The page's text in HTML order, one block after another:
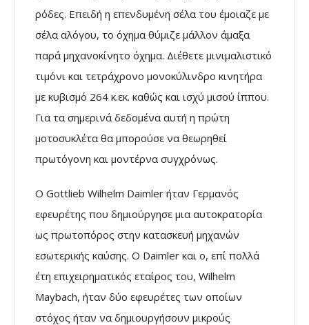
ρόδες. Επειδή η επενδυμένη σέλα του έμοιαζε με
σέλα αλόγου, το όχημα θύμιζε μάλλον άμαξα
παρά μηχανοκίνητο όχημα. Διέθετε μινιμαλιστικό
τιμόνι και τετράχρονο μονοκύλινδρο κινητήρα
με κυβισμό 264 κ.εκ. καθώς και ισχύ μισού ίππου.
Για τα σημερινά δεδομένα αυτή η πρώτη
μοτοσυκλέτα θα μπορούσε να θεωρηθεί
πρωτόγονη και μοντέρνα συγχρόνως.
Ο Gottlieb Wilhelm Daimler ήταν Γερμανός
εφευρέτης που δημιούργησε μια αυτοκρατορία
ως πρωτοπόρος στην κατασκευή μηχανών
εσωτερικής καύσης. Ο Daimler και ο, επί πολλά
έτη επιχειρηματικός εταίρος του, Wilhelm
Maybach, ήταν δύο εφευρέτες των οποίων
στόχος ήταν να δημιουργήσουν μικρούς